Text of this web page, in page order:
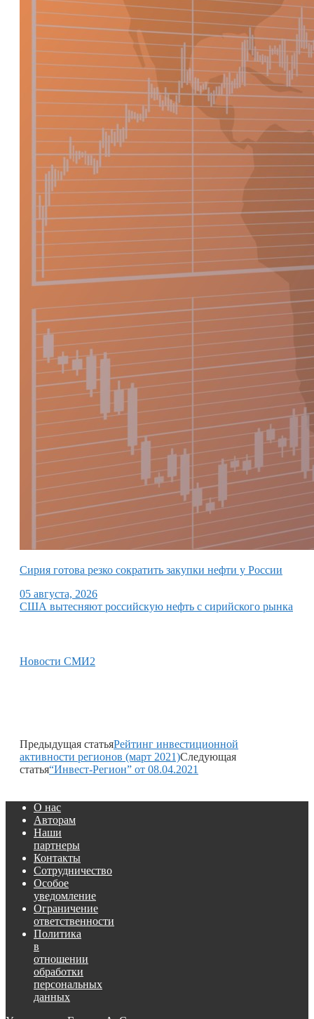
Сирия готова резко сократить закупки нефти у России
05 августа, 2026
США вытесняют российскую нефть с сирийского рынка
Новости СМИ2
Предыдущая статьяРейтинг инвестиционной
активности регионов (март 2021)Следующая
статья“Инвест-Регион” от 08.04.2021
О нас
Авторам
Наши
партнеры
Контакты
Сотрудничество
Особое
уведомление
Ограничение
ответственности
Политика
в
отношении
обработки
персональных
данных